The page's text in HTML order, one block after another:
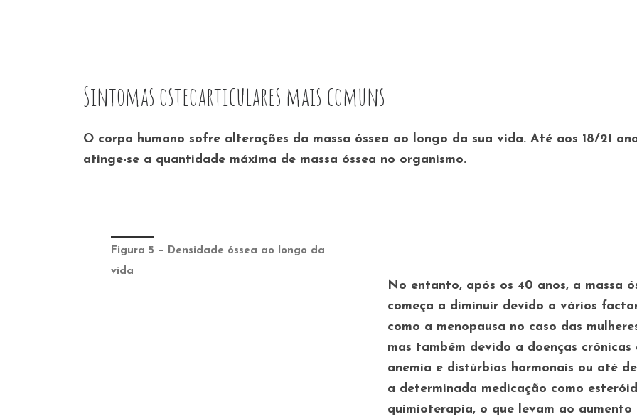
Sintomas osteoarticulares mais comuns
O corpo humano sofre alterações da massa óssea ao longo da sua vida. Até aos 18/21
atinge-se a quantidade máxima de massa óssea no organismo.
Figura 5 – Densidade óssea ao longo da
vida
No entanto, após os 40 anos, a massa
começa a diminuir devido a vários
como a menopausa no caso das
mas também devido a doenças crónicas
anemia e distúrbios hormonais ou até
a determinada medicação como
quimioterapia, o que levam ao aumento